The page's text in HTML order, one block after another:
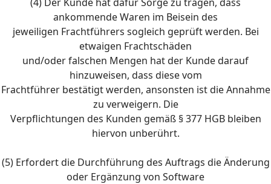
ankommende Waren im Beisein des
jeweiligen Frachtführers sogleich geprüft werden. Bei
etwaigen Frachtschäden
und/oder falschen Mengen hat der Kunde darauf
hinzuweisen, dass diese vom
Frachtführer bestätigt werden, ansonsten ist die Annahme
zu verweigern. Die
Verpflichtungen des Kunden gemäß § 377 HGB bleiben
hiervon unberührt.
(5) Erfordert die Durchführung des Auftrags die Änderung
oder Ergänzung von Software